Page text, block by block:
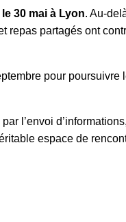
30 mai à Lyon. Au-
repas partagés ont
pour poursuivre
par l’envoi
espace de